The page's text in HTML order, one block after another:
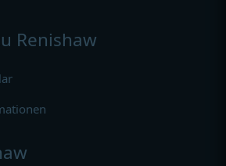
Renishaw